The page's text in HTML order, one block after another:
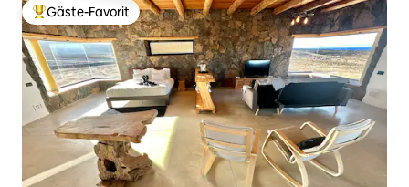
Beliebter Gäste-Favorit.
Gäste-Favorit